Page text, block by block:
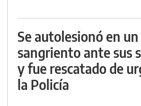
Se autolesionó en
sangriento ante sus
y fue rescatado de
la Policía